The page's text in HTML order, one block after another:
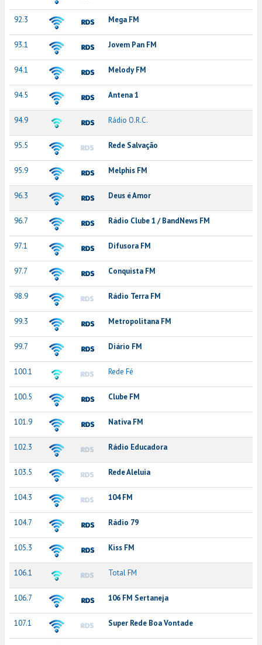
92.3 Mega FM
93.1 Jovem Pan FM
94.1 Melody FM
94.5 Antena 1
94.9 Rádio O.R.C.
95.5 Rede Salvação
95.9 Melphis FM
96.3 Deus é Amor
96.7 Rádio Clube 1 / BandNews FM
97.1 Difusora FM
97.7 Conquista FM
98.9 Rádio Terra FM
99.3 Metropolitana FM
99.7 Diário FM
100.1 Rede Fé
100.5 Clube FM
101.9 Nativa FM
102.3 Rádio Educadora
103.5 Rede Aleluia
104.3 104 FM
104.7 Rádio 79
105.3 Kiss FM
106.1 Total FM
106.7 106 FM Sertaneja
107.1 Super Rede Boa Vontade